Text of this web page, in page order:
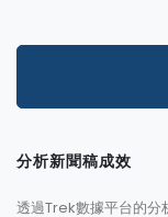
分析新聞稿成效
透過Trek數據平台的分